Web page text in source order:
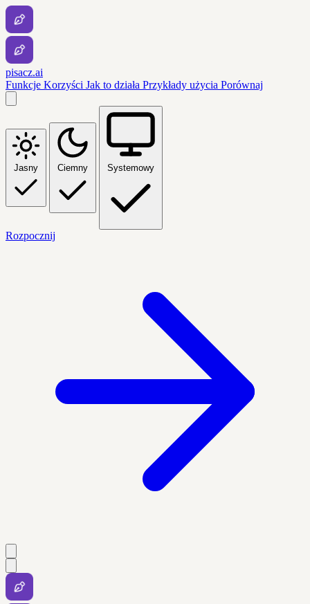
pisacz.ai
Funkcje Korzyści Jak to działa Przykłady użycia Porównaj
Jasny Ciemny Systemowy
Rozpocznij